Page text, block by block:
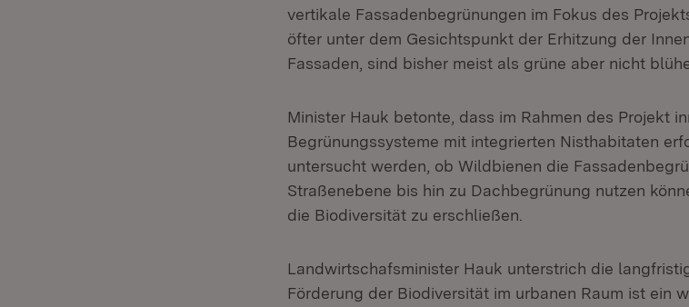
vertikale Fassadenbegrünungen im Fokus des
öfter unter dem Gesichtspunkt der Erhitzung der
Fassaden, sind bisher meist als grüne aber nicht
Minister Hauk betonte, dass im Rahmen des Projekt
Begrünungssysteme mit integrierten Nisthabitaten
untersucht werden, ob Wildbienen die
Straßenebene bis hin zu Dachbegrünung nutzen
die Biodiversität zu erschließen.
Landwirtschafsminister Hauk unterstrich die
Förderung der Biodiversität im urbanen Raum ist ein